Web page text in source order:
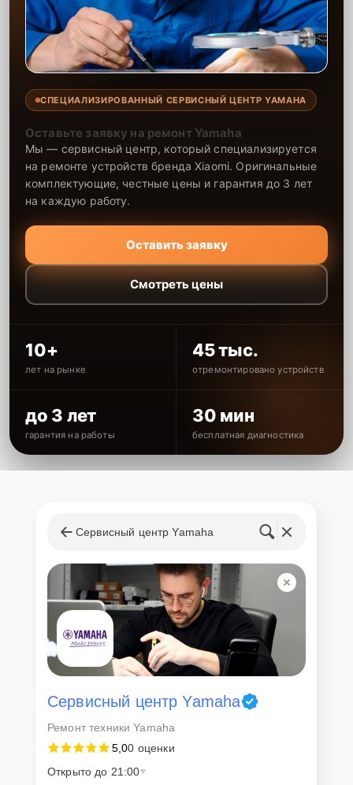
СПЕЦИАЛИЗИРОВАННЫЙ СЕРВИСНЫЙ ЦЕНТР YAMAHA
Оставьте заявку на ремонт Yamaha
Мы — сервисный центр, который специализируется
на ремонте устройств бренда Xiaomi. Оригинальные
комплектующие, честные цены и гарантия до 3 лет
на каждую работу.
Оставить заявку
Смотреть цены
10+
лет на рынке
45 тыс.
отремонтировано устройств
до 3 лет
гарантия на работы
30 мин
бесплатная диагностика
Сервисный центр Yamaha
Сервисный центр Yamaha
Ремонт техники Yamaha
5,00 оценки
Открыто до 21:00